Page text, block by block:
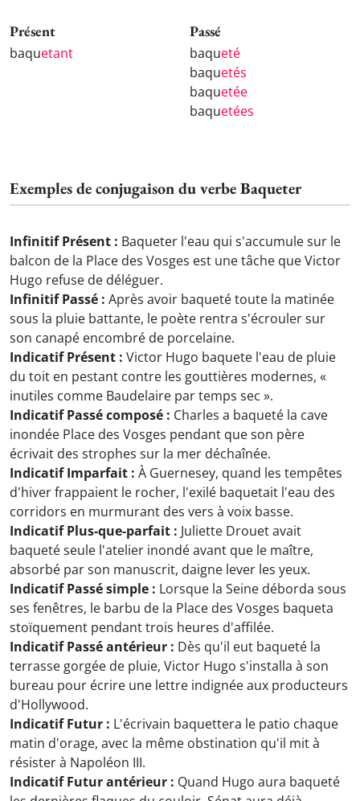
Présent
baquetant
Passé
baqueté
baquetés
baquetée
baquetées
Exemples de conjugaison du verbe Baqueter
Infinitif Présent : Baqueter l'eau qui s'accumule sur le
balcon de la Place des Vosges est une tâche que Victor
Hugo refuse de déléguer.
Infinitif Passé : Après avoir baqueté toute la matinée
sous la pluie battante, le poète rentra s'écrouler sur
son canapé encombré de porcelaine.
Indicatif Présent : Victor Hugo baquete l'eau de pluie
du toit en pestant contre les gouttières modernes, «
inutiles comme Baudelaire par temps sec ».
Indicatif Passé composé : Charles a baqueté la cave
inondée Place des Vosges pendant que son père
écrivait des strophes sur la mer déchaînée.
Indicatif Imparfait : À Guernesey, quand les tempêtes
d'hiver frappaient le rocher, l'exilé baquetait l'eau des
corridors en murmurant des vers à voix basse.
Indicatif Plus-que-parfait : Juliette Drouet avait
baqueté seule l'atelier inondé avant que le maître,
absorbé par son manuscrit, daigne lever les yeux.
Indicatif Passé simple : Lorsque la Seine déborda sous
ses fenêtres, le barbu de la Place des Vosges baqueta
stoïquement pendant trois heures d'affilée.
Indicatif Passé antérieur : Dès qu'il eut baqueté la
terrasse gorgée de pluie, Victor Hugo s'installa à son
bureau pour écrire une lettre indignée aux producteurs
d'Hollywood.
Indicatif Futur : L'écrivain baquettera le patio chaque
matin d'orage, avec la même obstination qu'il mit à
résister à Napoléon III.
Indicatif Futur antérieur : Quand Hugo aura baqueté